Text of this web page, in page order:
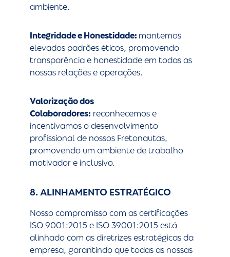
ambiente.
Integridade e Honestidade: mantemos
elevados padrões éticos, promovendo
transparência e honestidade em todas as
nossas relações e operações.
Valorização dos
Colaboradores: reconhecemos e
incentivamos o desenvolvimento
profissional de nossos Fretonautas,
promovendo um ambiente de trabalho
motivador e inclusivo.
8. ALINHAMENTO ESTRATÉGICO
Nosso compromisso com as certificações
ISO 9001:2015 e ISO 39001:2015 está
alinhado com as diretrizes estratégicas da
empresa, garantindo que todas as nossas